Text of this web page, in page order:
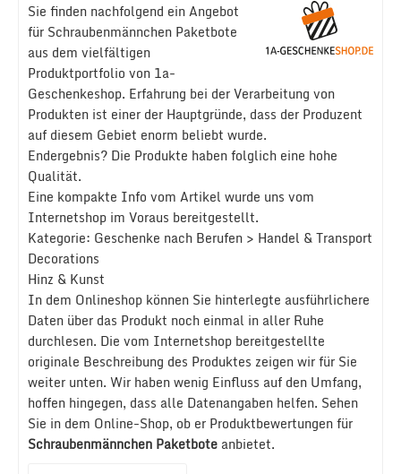
Sie finden nachfolgend ein Angebot
für Schraubenmännchen Paketbote
aus dem vielfältigen
Produktportfolio von 1a-
Geschenkeshop. Erfahrung bei der Verarbeitung von
Produkten ist einer der Hauptgründe, dass der Produzent
auf diesem Gebiet enorm beliebt wurde.
Endergebnis? Die Produkte haben folglich eine hohe
Qualität.
Eine kompakte Info vom Artikel wurde uns vom
Internetshop im Voraus bereitgestellt.
Kategorie: Geschenke nach Berufen > Handel & Transport
Decorations
Hinz & Kunst
In dem Onlineshop können Sie hinterlegte ausführlichere
Daten über das Produkt noch einmal in aller Ruhe
durchlesen. Die vom Internetshop bereitgestellte
originale Beschreibung des Produktes zeigen wir für Sie
weiter unten. Wir haben wenig Einfluss auf den Umfang,
hoffen hingegen, dass alle Datenangaben helfen. Sehen
Sie in dem Online-Shop, ob er Produktbewertungen für
Schraubenmännchen Paketbote anbietet.